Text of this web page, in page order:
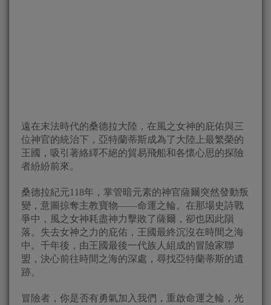
遠在末法時代的桑德拉大陸，在風之女神的庇佑與三
位神官的統治下，亞特蘭蒂斯成為了大陸上最繁榮的
王國，吸引著絡繹不絕的貿易飛船和各懷心思的探險
者紛紛前來。
桑德拉紀元118年，掌管暗元素的神官薩爾突然發動叛
變，意圖掠奪主教寶物——命運之輪。在那場史詩戰
爭中，風之女神耗盡神力擊敗了薩爾，卻也因此隕
落。失去女神之力的庇佑，王國最終沉沒在時間之海
中。千年後，由王國最後一代族人組成的冒險家聯
盟，決心前往時間之海的深處，尋找亞特蘭蒂斯的遺
跡。
冒險者，你是否有勇氣加入我們，重啟命運之輪，光